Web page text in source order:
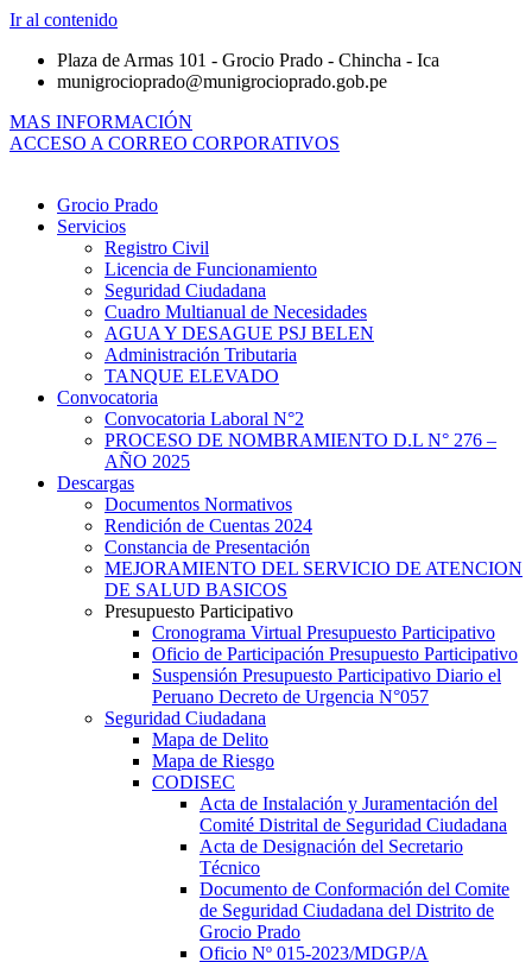
Ir al contenido
Plaza de Armas 101 - Grocio Prado - Chincha - Ica
munigrocioprado@munigrocioprado.gob.pe
MAS INFORMACIÓN
ACCESO A CORREO CORPORATIVOS
Grocio Prado
Servicios
Registro Civil
Licencia de Funcionamiento
Seguridad Ciudadana
Cuadro Multianual de Necesidades
AGUA Y DESAGUE PSJ BELEN
Administración Tributaria
TANQUE ELEVADO
Convocatoria
Convocatoria Laboral N°2
PROCESO DE NOMBRAMIENTO D.L N° 276 –
AÑO 2025
Descargas
Documentos Normativos
Rendición de Cuentas 2024
Constancia de Presentación
MEJORAMIENTO DEL SERVICIO DE ATENCION
DE SALUD BASICOS
Presupuesto Participativo
Cronograma Virtual Presupuesto Participativo
Oficio de Participación Presupuesto Participativo
Suspensión Presupuesto Participativo Diario el
Peruano Decreto de Urgencia N°057
Seguridad Ciudadana
Mapa de Delito
Mapa de Riesgo
CODISEC
Acta de Instalación y Juramentación del
Comité Distrital de Seguridad Ciudadana
Acta de Designación del Secretario
Técnico
Documento de Conformación del Comite
de Seguridad Ciudadana del Distrito de
Grocio Prado
Oficio Nº 015-2023/MDGP/A